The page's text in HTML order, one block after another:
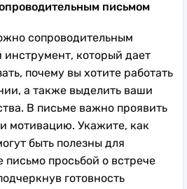
письмом
сопроводительным
который дает
почему вы хотите работать
а также выделить ваши
В письме важно проявить
мотивацию. Укажите, как
быть полезны для
просьбой о встрече
готовность